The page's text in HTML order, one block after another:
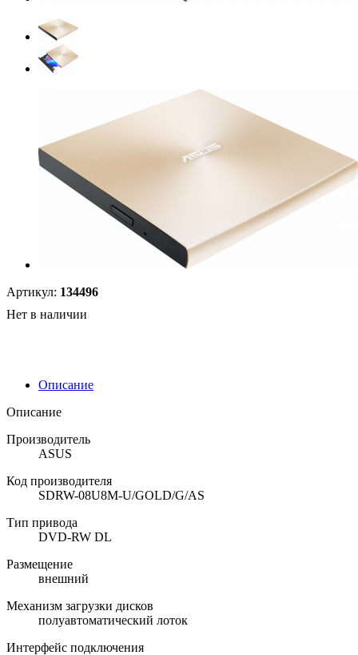
Артикул: 134496
Нет в наличии
Описание
Описание
Производитель
ASUS
Код производителя
SDRW-08U8M-U/GOLD/G/AS
Тип привода
DVD-RW DL
Размещение
внешний
Механизм загрузки дисков
полуавтоматический лоток
Интерфейс подключения